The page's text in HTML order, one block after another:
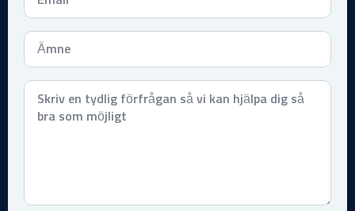
Subject
Meddelande